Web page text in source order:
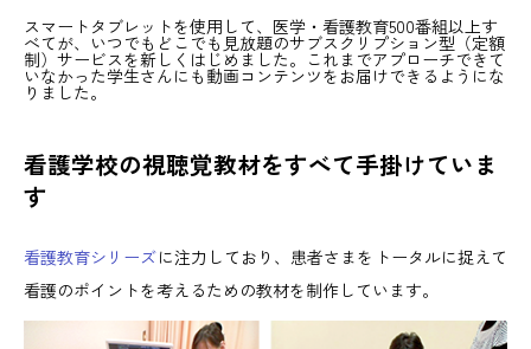
スマートタブレットを使用して、医学・看護教育500番組以上す
べてが、いつでもどこでも見放題のサブスクリプション型（定額
制）サービスを新しくはじめました。これまでアプローチできて
いなかった学生さんにも動画コンテンツをお届けできるようにな
りました。
看護学校の視聴覚教材をすべて手掛けていま
す
看護教育シリーズに注力しており、患者さまをトータルに捉えて
看護のポイントを考えるための教材を制作しています。